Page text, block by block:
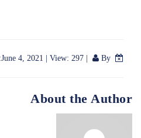
View: 297 By:
About the Author